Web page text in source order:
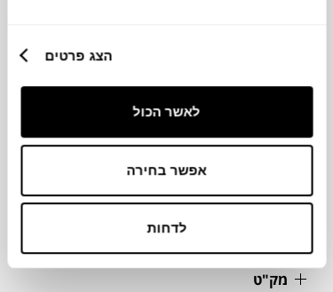
הצג פרטים
לאשר הכול
אפשר בחירה
לדחות
מק"ט